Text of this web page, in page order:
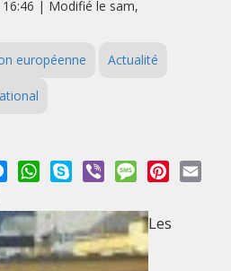
| Modifié le sam,
européenne Actualité
MessengerWhatsApp
Skype Viber MessagePinterest
Les